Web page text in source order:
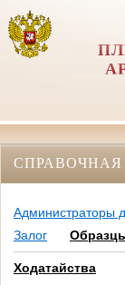
Администраторы
Залог
Ходатайства